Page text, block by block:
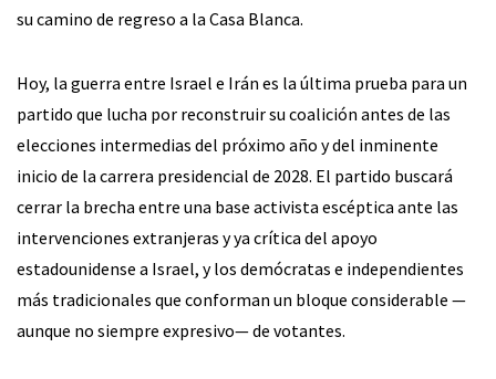
su camino de regreso a la Casa Blanca.
Hoy, la guerra entre Israel e Irán es la última prueba para un
partido que lucha por reconstruir su coalición antes de las
elecciones intermedias del próximo año y del inminente
inicio de la carrera presidencial de 2028. El partido buscará
cerrar la brecha entre una base activista escéptica ante las
intervenciones extranjeras y ya crítica del apoyo
estadounidense a Israel, y los demócratas e independientes
más tradicionales que conforman un bloque considerable —
aunque no siempre expresivo— de votantes.